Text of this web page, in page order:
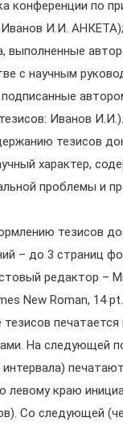
конференции по
Иванов И.И. АНКЕТА);
выполненные
с научным
Иванов И.И.).
тезисов
характер,
проблемы и
тезисов
– до 3 страниц
редактор –
New Roman, 14
печатается
На следующей
левому краю
Со следующей